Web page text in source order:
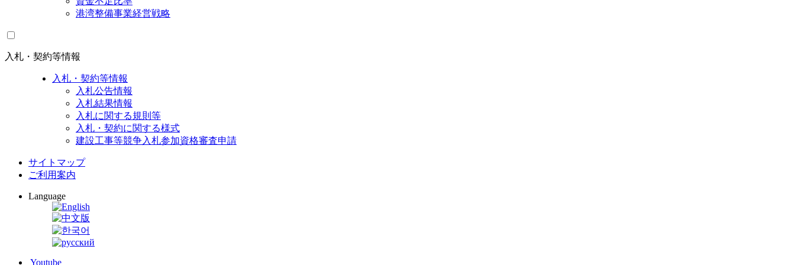
港湾整備事業経営戦略
入札・契約等情報
入札・契約等情報
入札公告情報
入札結果情報
入札に関する規則等
入札・契約に関する様式
建設工事等競争入札参加資格審査申請
サイトマップ
ご利用案内
Language
Youtube